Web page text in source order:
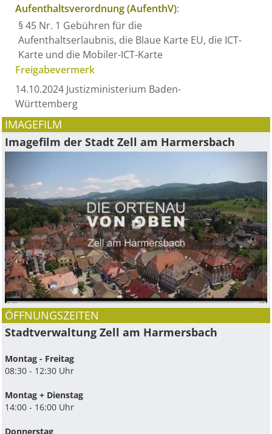
Aufenthaltsverordnung (AufenthV):
§ 45 Nr. 1 Gebühren für die
Aufenthaltserlaubnis, die Blaue Karte EU, die ICT-
Karte und die Mobiler-ICT-Karte
Freigabevermerk
14.10.2024 Justizministerium Baden-
Württemberg
IMAGEFILM
Imagefilm der Stadt Zell am Harmersbach
ÖFFNUNGSZEITEN
Stadtverwaltung Zell am Harmersbach
Montag - Freitag
08:30 - 12:30 Uhr
Montag + Dienstag
14:00 - 16:00 Uhr
Donnerstag